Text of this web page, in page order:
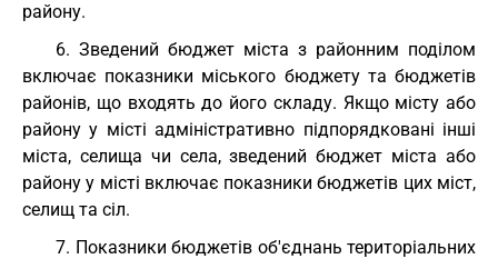
району.
6. Зведений бюджет міста з районним поділом
включає показники міського бюджету та бюджетів
районів, що входять до його складу. Якщо місту або
району у місті адміністративно підпорядковані інші
міста, селища чи села, зведений бюджет міста або
району у місті включає показники бюджетів цих міст,
селищ та сіл.
7. Показники бюджетів об'єднань територіальних